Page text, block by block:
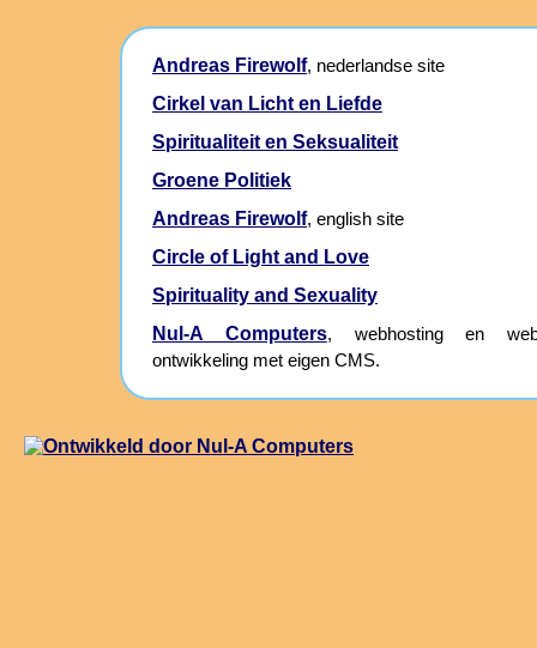
Andreas Firewolf, nederlandse site
Cirkel van Licht en Liefde
Spiritualiteit en Seksualiteit
Groene Politiek
Andreas Firewolf, english site
Circle of Light and Love
Spirituality and Sexuality
Nul-A Computers, webhosting en
ontwikkeling met eigen CMS.